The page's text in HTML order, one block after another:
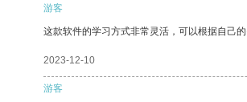
游客
这款软件的学习方式非常灵活，可以根据自己的
2023-12-10
游客